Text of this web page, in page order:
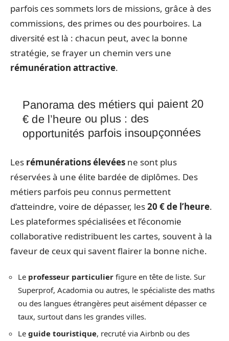
parfois ces sommets lors de missions, grâce à des
commissions, des primes ou des pourboires. La
diversité est là : chacun peut, avec la bonne
stratégie, se frayer un chemin vers une
rémunération attractive.
Panorama des métiers qui paient 20
€ de l’heure ou plus : des
opportunités parfois insoupçonnées
Les rémunérations élevées ne sont plus
réservées à une élite bardée de diplômes. Des
métiers parfois peu connus permettent
d’atteindre, voire de dépasser, les20 € de l’heure.
Les plateformes spécialisées et l’économie
collaborative redistribuent les cartes, souvent à la
faveur de ceux qui savent flairer la bonne niche.
Le professeur particulier figure en tête de liste. Sur
Superprof, Acadomia ou autres, le spécialiste des maths
ou des langues étrangères peut aisément dépasser ce
taux, surtout dans les grandes villes.
Le guide touristique, recruté via Airbnb ou des